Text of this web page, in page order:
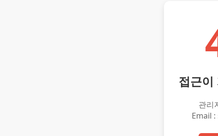
접근이
관리
Email